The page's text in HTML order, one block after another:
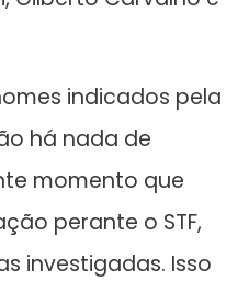
indicados pela
há nada de
momento que
perante o STF,
investigadas. Isso